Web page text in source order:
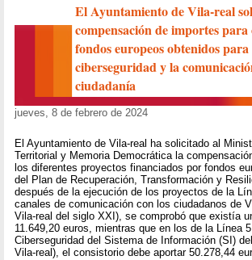
El Ayuntamiento de Vila-real
compensación de importes
fondos europeos obtenidos
ciberseguridad y la
ciudadanía
jueves, 8 de febrero de 2024
El Ayuntamiento de Vila-real ha solicitado al
Territorial y Memoria Democrática la
los diferentes proyectos financiados por fondos
del Plan de Recuperación, Transformación y
después de la ejecución de los proyectos de la
canales de comunicación con los ciudadanos de
Vila-real del siglo XXI), se comprobó que existía
11.649,20 euros, mientras que en los de la Línea
Ciberseguridad del Sistema de Información (SI)
Vila-real), el consistorio debe aportar 50.278,44